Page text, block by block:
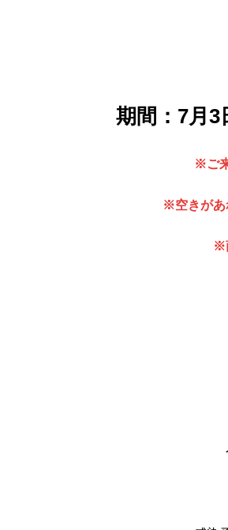
期間：7月3
※ご
※空きがあ
※